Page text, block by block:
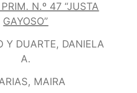
N.º 47 “JUSTA
GAYOSO”
Y DUARTE, DANIELA
A.
MAIRA